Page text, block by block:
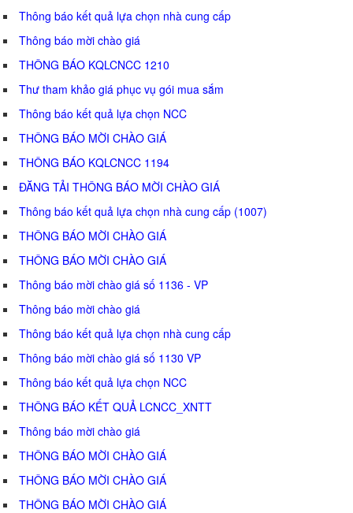
Thông báo kết quả lựa chọn nhà cung cấp
Thông báo mời chào giá
THÔNG BÁO KQLCNCC 1210
Thư tham khảo giá phục vụ gói mua sắm
Thông báo kết quả lựa chọn NCC
THÔNG BÁO MỜI CHÀO GIÁ
THÔNG BÁO KQLCNCC 1194
ĐĂNG TẢI THÔNG BÁO MỜI CHÀO GIÁ
Thông báo kết quả lựa chọn nhà cung cấp (1007)
THÔNG BÁO MỜI CHÀO GIÁ
THÔNG BÁO MỜI CHÀO GIÁ
Thông báo mời chào giá số 1136 - VP
Thông báo mời chào giá
Thông báo kết quả lựa chọn nhà cung cấp
Thông báo mời chào giá số 1130 VP
Thông báo kết quả lựa chọn NCC
THÔNG BÁO KẾT QUẢ LCNCC_XNTT
Thông báo mời chào giá
THÔNG BÁO MỜI CHÀO GIÁ
THÔNG BÁO MỜI CHÀO GIÁ
THÔNG BÁO MỜI CHÀO GIÁ